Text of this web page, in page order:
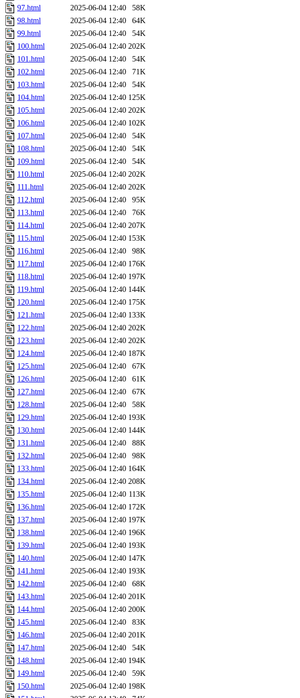
97.html
2025-06-04 12:40
58K
98.html
2025-06-04 12:40
64K
99.html
2025-06-04 12:40
54K
100.html
2025-06-04 12:40 202K
101.html
2025-06-04 12:40
54K
102.html
2025-06-04 12:40
71K
103.html
2025-06-04 12:40
54K
104.html
2025-06-04 12:40 125K
105.html
2025-06-04 12:40 202K
106.html
2025-06-04 12:40 102K
107.html
2025-06-04 12:40
54K
108.html
2025-06-04 12:40
54K
109.html
2025-06-04 12:40
54K
110.html
2025-06-04 12:40 202K
111.html
2025-06-04 12:40 202K
112.html
2025-06-04 12:40
95K
113.html
2025-06-04 12:40
76K
114.html
2025-06-04 12:40 207K
115.html
2025-06-04 12:40 153K
116.html
2025-06-04 12:40
98K
117.html
2025-06-04 12:40 176K
118.html
2025-06-04 12:40 197K
119.html
2025-06-04 12:40 144K
120.html
2025-06-04 12:40 175K
121.html
2025-06-04 12:40 133K
122.html
2025-06-04 12:40 202K
123.html
2025-06-04 12:40 202K
124.html
2025-06-04 12:40 187K
125.html
2025-06-04 12:40
67K
126.html
2025-06-04 12:40
61K
127.html
2025-06-04 12:40
67K
128.html
2025-06-04 12:40
58K
129.html
2025-06-04 12:40 193K
130.html
2025-06-04 12:40 144K
131.html
2025-06-04 12:40
88K
132.html
2025-06-04 12:40
98K
133.html
2025-06-04 12:40 164K
134.html
2025-06-04 12:40 208K
135.html
2025-06-04 12:40 113K
136.html
2025-06-04 12:40 172K
137.html
2025-06-04 12:40 197K
138.html
2025-06-04 12:40 196K
139.html
2025-06-04 12:40 193K
140.html
2025-06-04 12:40 147K
141.html
2025-06-04 12:40 193K
142.html
2025-06-04 12:40
68K
143.html
2025-06-04 12:40 201K
144.html
2025-06-04 12:40 200K
145.html
2025-06-04 12:40
83K
146.html
2025-06-04 12:40 201K
147.html
2025-06-04 12:40
54K
148.html
2025-06-04 12:40 194K
149.html
2025-06-04 12:40
59K
150.html
2025-06-04 12:40 198K